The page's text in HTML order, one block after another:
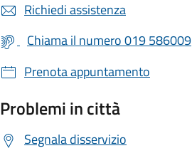
Richiedi assistenza
Chiama il numero 019 586009
Prenota appuntamento
Problemi in città
Segnala disservizio